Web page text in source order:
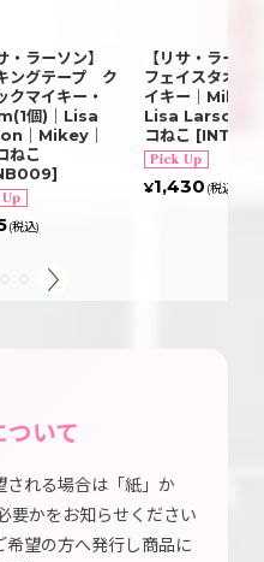
・ラーソン】
ングテープ ク
クマイキー・
個)｜Lisa
｜Mikey｜
ねこ
]
(税込)
【リサ・ラーソ
フェイスタオ
イキー｜Mikey
Lisa Larson｜
コねこ [
¥1,430 (税込)
ついて
れる場合は「紙」か
要かをお知らせください
希望の方へ発行し商品に